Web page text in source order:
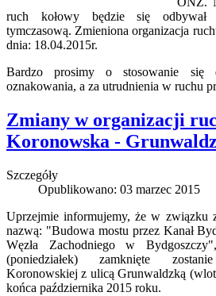
ruch kołowy będzie się odbywał
tymczasową. Zmieniona organizacja
dnia: 18.04.2015r.
Bardzo prosimy o stosowanie się
oznakowania, a za utrudnienia w ruchu
Zmiany w organizacji
Koronowska -
Szczegóły
Opublikowano: 03 marzec 2015
Uprzejmie informujemy, że w związku
nazwą: "Budowa mostu przez Kanał
Węzła Zachodniego w
(poniedziałek) zamknięte
Koronowskiej z ulicą Grunwaldzką
końca października 2015 roku.